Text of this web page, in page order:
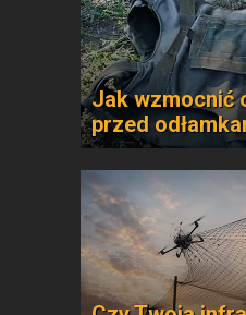
Jak wzmocnić
przed